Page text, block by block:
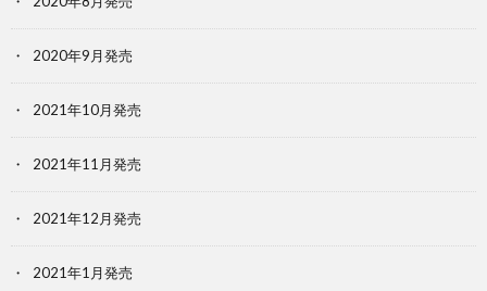
2020年9月発売
2021年10月発売
2021年11月発売
2021年12月発売
2021年1月発売